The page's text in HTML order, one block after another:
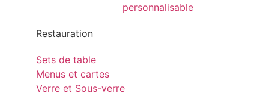
Restauration
Sets de table
Menus et cartes
Verre et Sous-verre